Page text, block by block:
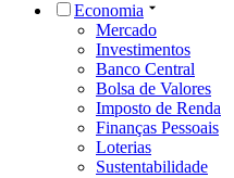
Economia
Mercado
Investimentos
Banco Central
Bolsa de Valores
Imposto de Renda
Finanças Pessoais
Loterias
Sustentabilidade